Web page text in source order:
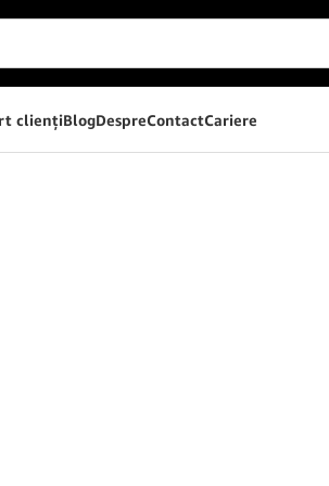
clienţiBlogDespreContactCariere